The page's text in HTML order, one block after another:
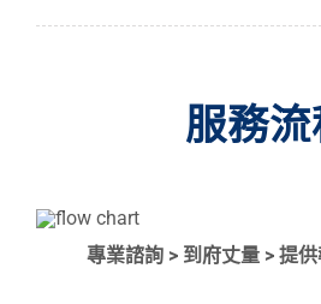
服務
專業諮詢 > 到府丈量 > 提